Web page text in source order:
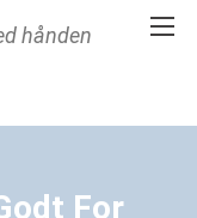
hånden
For